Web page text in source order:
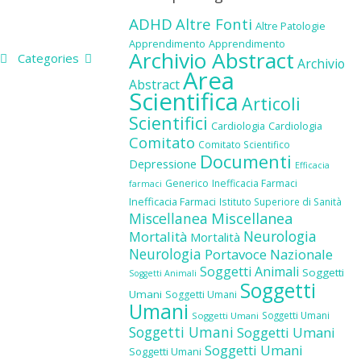
Categories
ADHD Altre Fonti Altre Patologie
Apprendimento Apprendimento
Archivio Abstract Archivio
AbstractArea
Scientifica Articoli
Scientifici Cardiologia Cardiologia
Comitato Comitato Scientifico
Depressione Documenti Efficacia
farmaci Generico Inefficacia Farmaci
Inefficacia Farmaci Istituto Superiore di Sanità
Miscellanea Miscellanea
Mortalità Mortalità Neurologia
Neurologia Portavoce Nazionale
Soggetti Animali Soggetti Animali Soggetti
Umani Soggetti Umani Soggetti
Umani Soggetti Umani Soggetti Umani
Soggetti Umani Soggetti Umani
Soggetti Umani Soggetti Umani